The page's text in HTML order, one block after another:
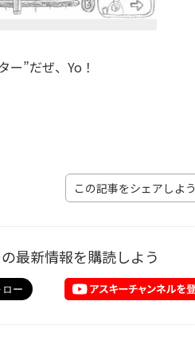
ー”だぜ、Yo！
この記事をシェアしよう
最新情報を購読しよう